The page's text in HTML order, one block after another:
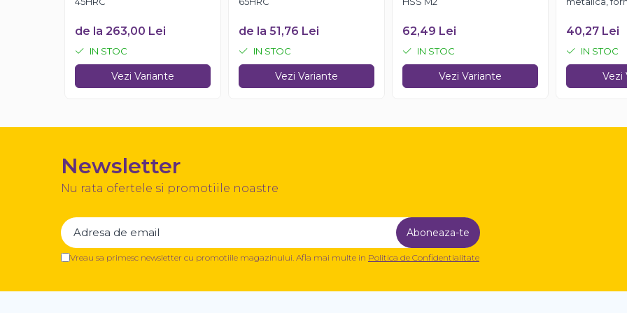
de la 263,00 Lei
IN STOC
Vezi Variante
de la 51,76 Lei
IN STOC
Vezi Variante
62,49 Lei
IN STOC
Vezi Variante
40,27 Lei
IN STOC
Vezi
Newsletter
Nu rata ofertele si promotiile noastre
Vreau sa primesc newsletter cu promotiile magazinului. Afla mai multe in Politica de Confidentialitate